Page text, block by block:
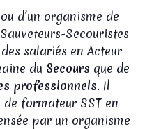
d’un organisme de
Secouristes
salariés en Acteur
du Secours que de
professionnels. Il
formateur SST en
par un organisme